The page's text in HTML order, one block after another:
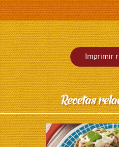
Imprimir
Recetas